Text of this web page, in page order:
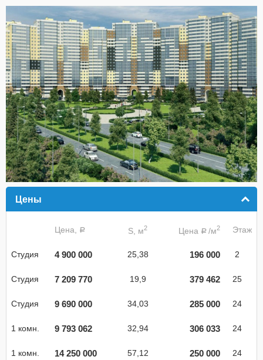
Цены
Цена, a S, м2 Цена a /м2 Этаж
Студия 4 900 000 25,38 196 000 2
Студия 7 209 770 19,9 379 462 25
Студия 9 690 000 34,03 285 000 24
1 комн. 9 793 062 32,94 306 033 24
1 комн. 14 250 000 57,12 250 000 24